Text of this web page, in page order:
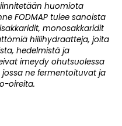
huomiota
FODMAP tulee sanoista
monosakkaridit
hiilihydraatteja, joita
hedelmistä ja
imeydy ohutsuolessa
ne fermentoituvat ja
oireita.